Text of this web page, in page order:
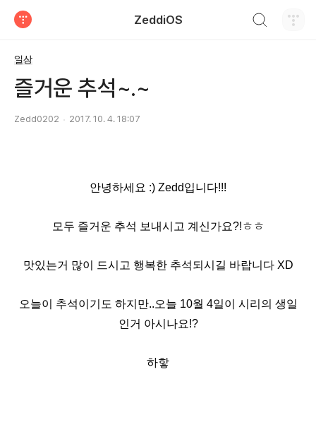
ZeddiOS
일상
즐거운 추석~.~
Zedd0202 2017. 10. 4. 18:07
안녕하세요 :) Zedd입니다!!!
모두 즐거운 추석 보내시고 계신가요?!ㅎㅎ
맛있는거 많이 드시고 행복한 추석되시길 바랍니다 XD
오늘이 추석이기도 하지만..오늘 10월 4일이 시리의 생일
인거 아시나요!?
하핳